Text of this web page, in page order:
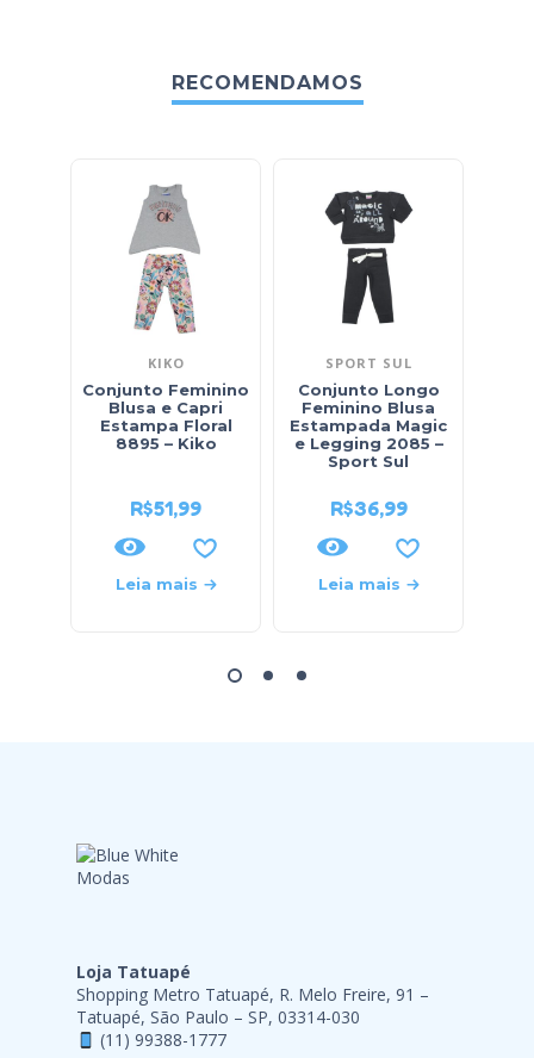
RECOMENDAMOS
KIKO
Conjunto Feminino
Blusa e Capri
Estampa Floral
8895 – Kiko
R$51,99
Leia mais
SPORT SUL
Conjunto Longo
Feminino Blusa
Estampada Magic
e Legging 2085 –
Sport Sul
R$36,99
Leia mais
Loja Tatuapé
Shopping Metro Tatuapé, R. Melo Freire, 91 –
Tatuapé, São Paulo – SP, 03314-030
(11) 99388-1777